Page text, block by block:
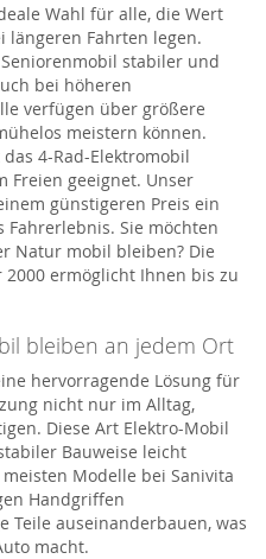
Wahl für alle, die Wert
Fahrten legen.
stabiler und
bei höheren
verfügen über größere
meistern können.
4-Rad-Elektromobil
Freien geeignet. Unser
günstigeren Preis ein
Sie möchten
Natur mobil bleiben? Die
2000 ermöglicht Ihnen bis zu
bleiben an jedem Ort
hervorragende Lösung für
nicht nur im Alltag,
Diese Art Elektro-Mobil
Bauweise leicht
Modelle bei Sanivita
Handgriffen
Teile auseinanderbauen, was
macht.